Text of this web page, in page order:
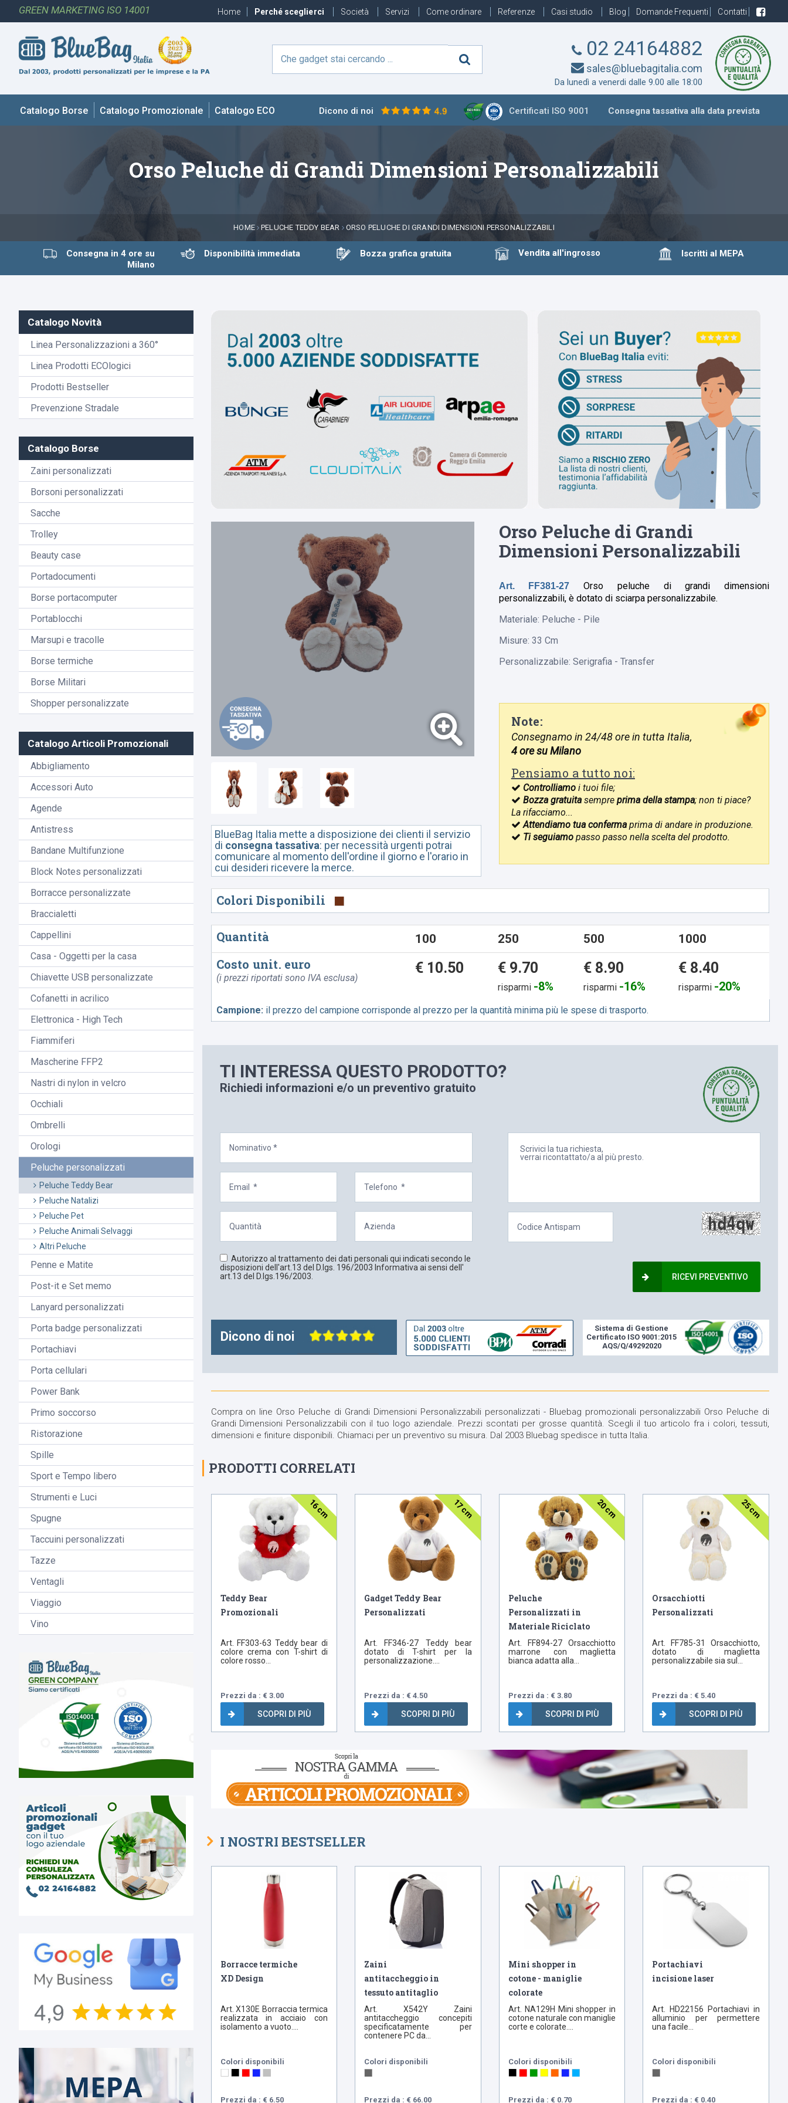
GREEN MARKETING ISO 14001 Home Perché sceglierci Società Servizi Come ordinare Referenze Casi studio Blog Domande Frequenti Contatti
02 24164882
sales@bluebagitalia.com
Da lunedì a venerdi dalle 9.00 alle 18:00
Catalogo Borse Catalogo Promozionale Catalogo ECO Dicono di noi Certificati ISO 9001 Consegna tassativa alla data prevista
Orso Peluche di Grandi Dimensioni Personalizzabili
HOME PELUCHE TEDDY BEAR ORSO PELUCHE DI GRANDI DIMENSIONI PERSONALIZZABILI
Consegna in 4 ore su
Milano
Disponibilità immediata Bozza grafica gratuita Vendita all'ingrosso Iscritti al MEPA
Catalogo Novità
Linea Personalizzazioni a 360°
Linea Prodotti ECOlogici
Prodotti Bestseller
Prevenzione Stradale
Catalogo Borse
Zaini personalizzati
Borsoni personalizzati
Sacche
Trolley
Beauty case
Portadocumenti
Borse portacomputer
Portablocchi
Marsupi e tracolle
Borse termiche
Borse Militari
Shopper personalizzate
Catalogo Articoli Promozionali
Abbigliamento
Accessori Auto
Agende
Antistress
Bandane Multifunzione
Block Notes personalizzati
Borracce personalizzate
Braccialetti
Cappellini
Casa - Oggetti per la casa
Chiavette USB personalizzate
Cofanetti in acrilico
Elettronica - High Tech
Fiammiferi
Mascherine FFP2
Nastri di nylon in velcro
Occhiali
Ombrelli
Orologi
Peluche personalizzati
Peluche Teddy Bear
Peluche Natalizi
Peluche Pet
Peluche Animali Selvaggi
Altri Peluche
Penne e Matite
Post-it e Set memo
Lanyard personalizzati
Porta badge personalizzati
Portachiavi
Porta cellulari
Power Bank
Primo soccorso
Ristorazione
Spille
Sport e Tempo libero
Strumenti e Luci
Spugne
Taccuini personalizzati
Tazze
Ventagli
Viaggio
Vino
BlueBag Italia mette a disposizione dei clienti il servizio
di consegna tassativa: per necessità urgenti potrai
comunicare al momento dell'ordine il giorno e l'orario in
cui desideri ricevere la merce.
Orso Peluche di Grandi
Dimensioni Personalizzabili
Art. FF381-27Orso peluche di grandi dimensioni
personalizzabili, è dotato di sciarpa personalizzabile.
Materiale: Peluche - Pile
Misure: 33 Cm
Personalizzabile: Serigrafia - Transfer
Note:
Consegnamo in 24/48 ore in tutta Italia,
4 ore su Milano
Pensiamo a tutto noi:
Controlliamoi tuoi file;
Bozza gratuitasempre prima della stampa; non ti piace?
La rifacciamo...
Attendiamo tua confermaprima di andare in produzione.
Ti seguiamopasso passo nella scelta del prodotto.
Colori Disponibili
Quantità 100 250 500 1000
Costo unit. euro
(i prezzi riportati sono IVA esclusa)
€ 10.50 € 9.70
risparmi -8%
€ 8.90
risparmi -16%
€ 8.40
risparmi -20%
Campione: il prezzo del campione corrisponde al prezzo per la quantità minima più le spese di trasporto.
TI INTERESSA QUESTO PRODOTTO?
Richiedi informazioni e/o un preventivo gratuito
Autorizzo al trattamento dei dati personali qui indicati secondo le
disposizioni dell'art.13 del D.lgs. 196/2003 Informativa ai sensi dell'
art.13 del D.lgs.196/2003.
RICEVI PREVENTIVO
Dicono di noi
Sistema di Gestione
Certificato ISO 9001:2015
AQS/Q/49292020
Compra on line Orso Peluche di Grandi Dimensioni Personalizzabili personalizzati - Bluebag promozionali personalizzabili Orso Peluche di
Grandi Dimensioni Personalizzabili con il tuo logo aziendale. Prezzi scontati per grosse quantità. Scegli il tuo articolo fra i colori, tessuti,
dimensioni e finiture disponibili. Chiamaci per un preventivo su misura. Dal 2003 Bluebag spedisce in tutta Italia.
PRODOTTI CORRELATI
16 cm
Teddy Bear
Promozionali
Art. FF303-63 Teddy bear di
colore crema con T-shirt di
colore rosso...
Prezzi da : € 3.00
SCOPRI DI PIÙ
17 cm
Gadget Teddy Bear
Personalizzati
Art. FF346-27 Teddy bear
dotato di T-shirt per la
personalizzazione....
Prezzi da : € 4.50
SCOPRI DI PIÙ
20 cm
Peluche
Personalizzati in
Materiale Riciclato
Art. FF894-27 Orsacchiotto
marrone con maglietta
bianca adatta alla...
Prezzi da : € 3.80
SCOPRI DI PIÙ
25 cm
Orsacchiotti
Personalizzati
Art. FF785-31 Orsacchiotto,
dotato di maglietta
personalizzabile sia sul...
Prezzi da : € 5.40
SCOPRI DI PIÙ
I NOSTRI BESTSELLER
Borracce termiche
XD Design
Art. X130E Borraccia termica
realizzata in acciaio con
isolamento a vuoto....
Colori disponibili
Prezzi da : € 6.50
Bestseller
Zaini
antitaccheggio in
tessuto antitaglio
Art. X542Y Zaini
antitaccheggio concepiti
specificatamente per
contenere PC da...
Colori disponibili
Prezzi da : € 66.00
Bestseller
Mini shopper in
cotone - maniglie
colorate
Art. NA129H Mini shopper in
cotone naturale con maniglie
corte e colorate....
Colori disponibili
Prezzi da : € 0.70
Portachiavi
incisione laser
Art. HD22156 Portachiavi in
alluminio per permettere
una facile...
Colori disponibili
Prezzi da : € 0.40